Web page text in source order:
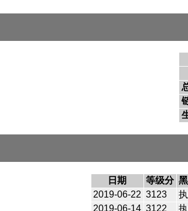
日期 等级分
2019-06-22 3123
2019-06-14 3122